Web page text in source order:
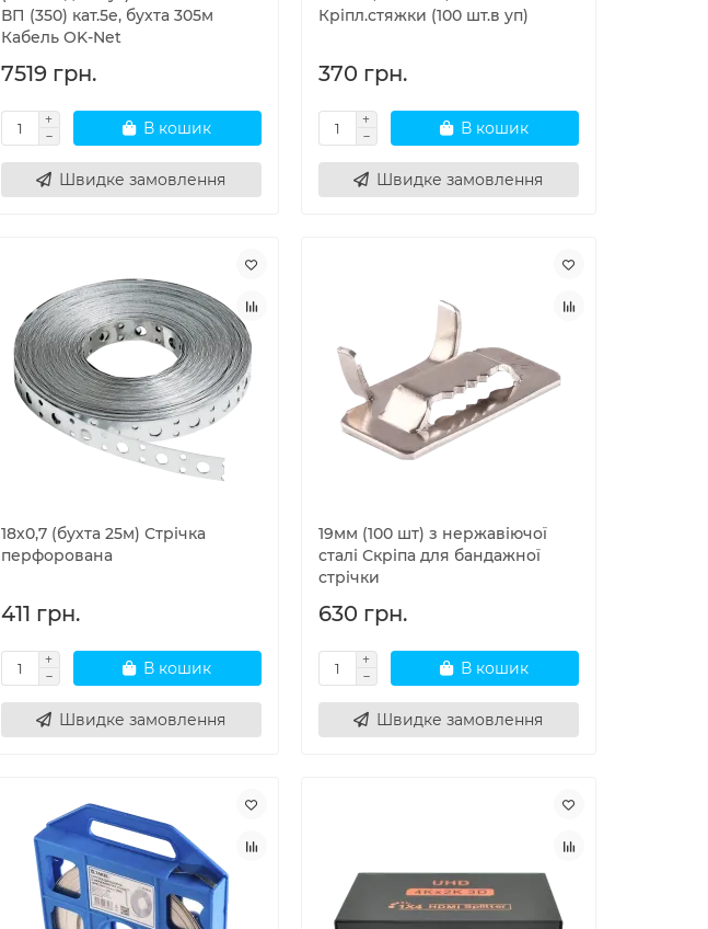
ВП (350) кат.5е, бухта 305м
Кабель OK-Net
7519 грн.
В кошик
Швидке замовлення
Кріпл.стяжки (100 шт.в уп)
370 грн.
В кошик
Швидке замовлення
18х0,7 (бухта 25м) Стрічка
перфорована
411 грн.
В кошик
Швидке замовлення
19мм (100 шт) з нержавіючої
сталі Скріпа для бандажної
стрічки
630 грн.
В кошик
Швидке замовлення